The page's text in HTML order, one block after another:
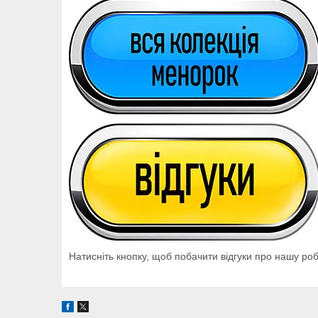
Натисніть кнопку, щоб побачити відгуки про нашу